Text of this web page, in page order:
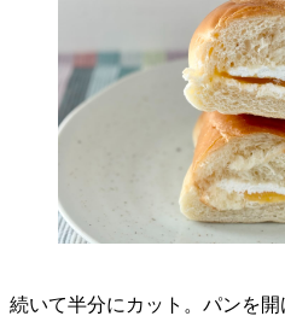
続いて半分にカット。パンを